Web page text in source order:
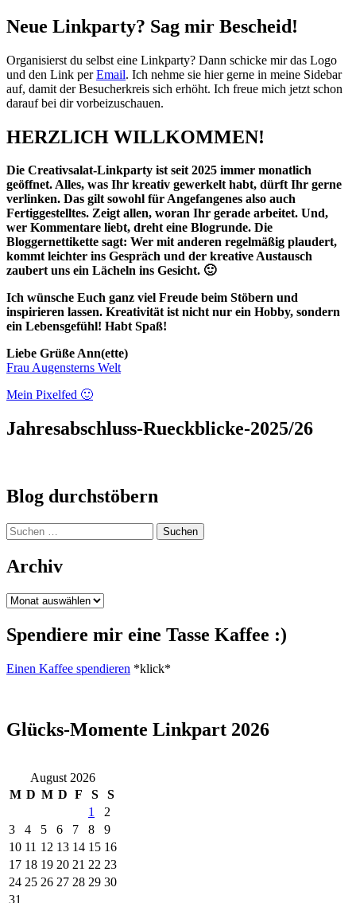
Neue Linkparty? Sag mir Bescheid!
Organisierst du selbst eine Linkparty? Dann schicke mir das Logo
und den Link perEmail. Ich nehme sie hier gerne in meine Sidebar
auf, damit der Besucherkreis sich erhöht. Ich freue mich jetzt schon
darauf bei dir vorbeizuschauen.
HERZLICH WILLKOMMEN!
Die Creativsalat-Linkparty ist seit 2025 immer monatlich
geöffnet. Alles, was Ihr kreativ gewerkelt habt, dürft Ihr gerne
verlinken. Das gilt sowohl für Angefangenes also auch
Fertiggestelltes. Zeigt allen, woran Ihr gerade arbeitet. Und,
wer Kommentare liebt, dreht eine Blogrunde. Die
Bloggernettikette sagt: Wer mitanderen regelmäßig plaudert,
kommt leichter ins Gespräch und der kreative Austausch
zaubert uns ein Lächeln ins Gesicht. 🙂
Ich wünsche Euch ganz viel Freude beim Stöbern und
inspirieren lassen. Kreativität ist nicht nur ein Hobby, sondern
ein Lebensgefühl! Habt Spaß!
Liebe Grüße Ann(ette)
Frau Augensterns Welt
Mein Pixelfed 🙂
Jahresabschluss-Rueckblicke-2025/26
Blog durchstöbern
Suchen
nach:
Archiv
Archiv
Spendiere mir eine Tasse Kaffee :)
Einen Kaffee spendieren *klick*
Glücks-Momente Linkpart 2026
August 2026
M D M D F S
S
1
2
3
4 5 6 7 8
9
10 11 12 13 14 15 16
17 18 19 20 21 22 23
24 25 26 27 28 29 30
31